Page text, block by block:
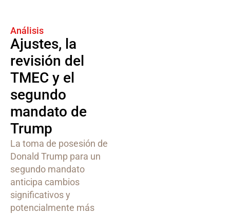
Análisis
Ajustes, la
revisión del
TMEC y el
segundo
mandato de
Trump
La toma de posesión de
Donald Trump para un
segundo mandato
anticipa cambios
significativos y
potencialmente más